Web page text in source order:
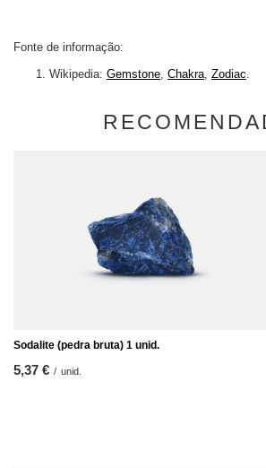
Fonte de informação:
Wikipedia: Gemstone Chakra Zodiac
Sodalite (pedra bruta) 1 unid.
5,37 € / unid.